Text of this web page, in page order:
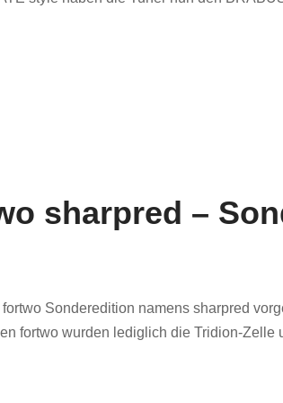
sharpred –
Sonderedition namens sharpred
fortwo wurden lediglich die Tridion-Zelle